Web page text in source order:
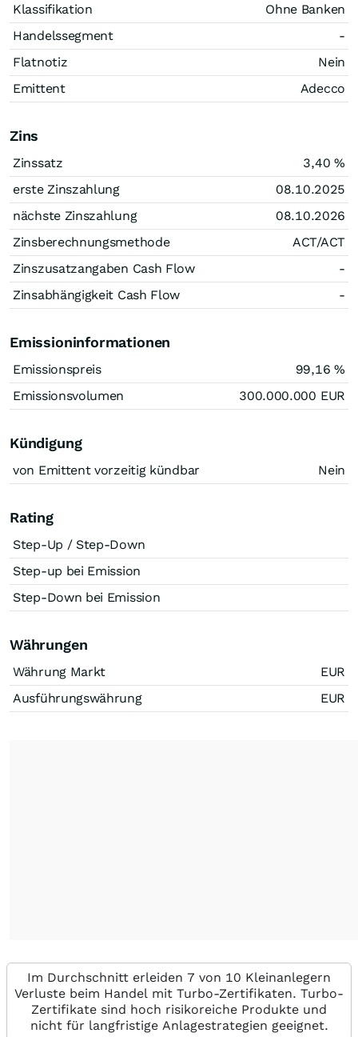
Klassifikation
Ohne Banken
Handelssegment
-
Flatnotiz
Nein
Emittent
Adecco
Zins
Zinssatz 3,40 %
erste Zinszahlung
08.10.2025
nächste Zinszahlung
08.10.2026
Zinsberechnungsmethode
ACT/ACT
Zinszusatzangaben Cash Flow
-
Zinsabhängigkeit Cash Flow
-
Emissioninformationen
Emissionspreis 99,16 %
Emissionsvolumen
300.000.000 EUR
Kündigung
von Emittent vorzeitig kündbar Nein
Rating
Step-Up / Step-Down
Step-up bei Emission
Step-Down bei Emission
Währungen
Währung Markt
EUR
Ausführungswährung
EUR
Im Durchschnitt erleiden 7 von 10 Kleinanlegern
Verluste beim Handel mit Turbo-Zertifikaten. Turbo-
Zertifikate sind hoch risikoreiche Produkte und
nicht für langfristige Anlagestrategien geeignet.